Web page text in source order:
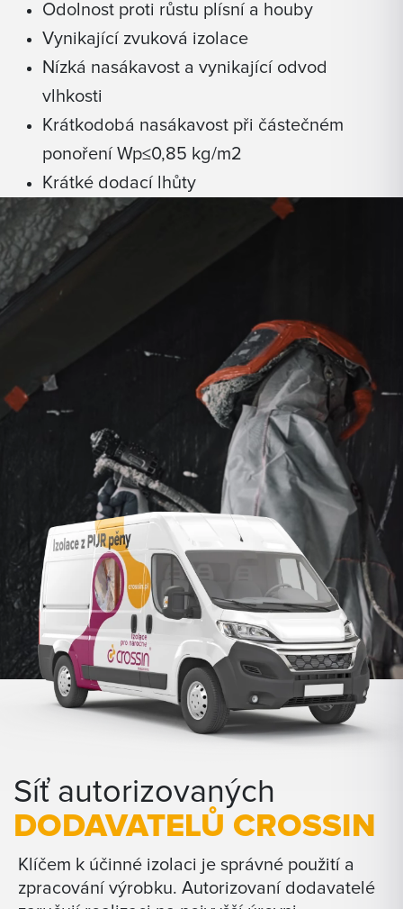
Odolnost proti růstu plísní a houby
Vynikající zvuková izolace
Nízká nasákavost a vynikající odvod
vlhkosti
Krátkodobá nasákavost při částečném
ponoření Wp≤0,85 kg/m2
Krátké dodací lhůty
Síť autorizovaných
DODAVATELŮ CROSSIN
Klíčem k účinné izolaci je správné použití a
zpracování výrobku. Autorizovaní dodavatelé